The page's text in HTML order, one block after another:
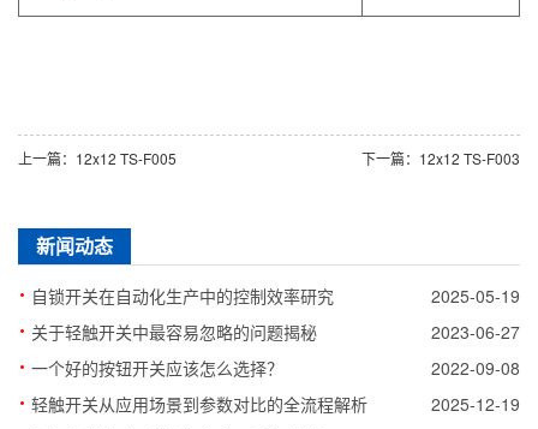
上一篇：12x12 TS-F005 下一篇：12x12 TS-F003
新闻动态
· 自锁开关在自动化生产中的控制效率研究 2025-05-19
· 关于轻触开关中最容易忽略的问题揭秘 2023-06-27
· 一个好的按钮开关应该怎么选择？ 2022-09-08
· 轻触开关从应用场景到参数对比的全流程解析 2025-12-19